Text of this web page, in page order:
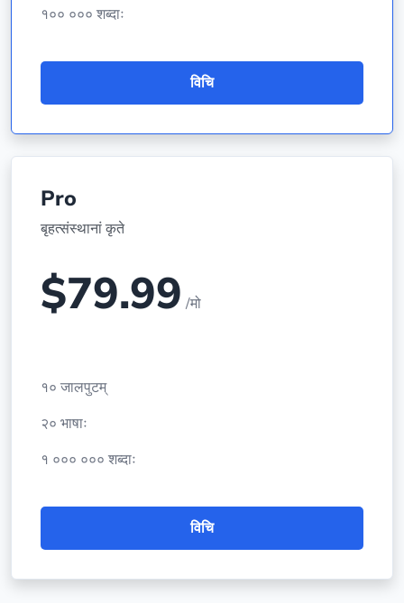
१०० ००० शब्दाः
विचि
Pro
बृहत्संस्थानां कृते
$79.99 /मो
१० जालपुटम्
२० भाषाः
१ ००० ००० शब्दाः
विचि